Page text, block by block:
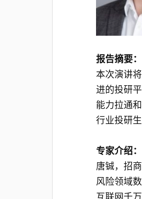
报告摘要：
本次演讲
进的投研
能力拉通
行业投研生
专家介绍：
唐铖，招
风险领域
互联网千